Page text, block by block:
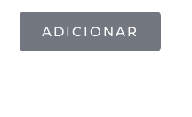
ADICIONAR